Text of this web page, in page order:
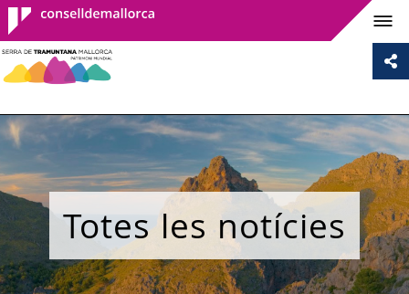
Consell de
Mallorca
Totes les notícies